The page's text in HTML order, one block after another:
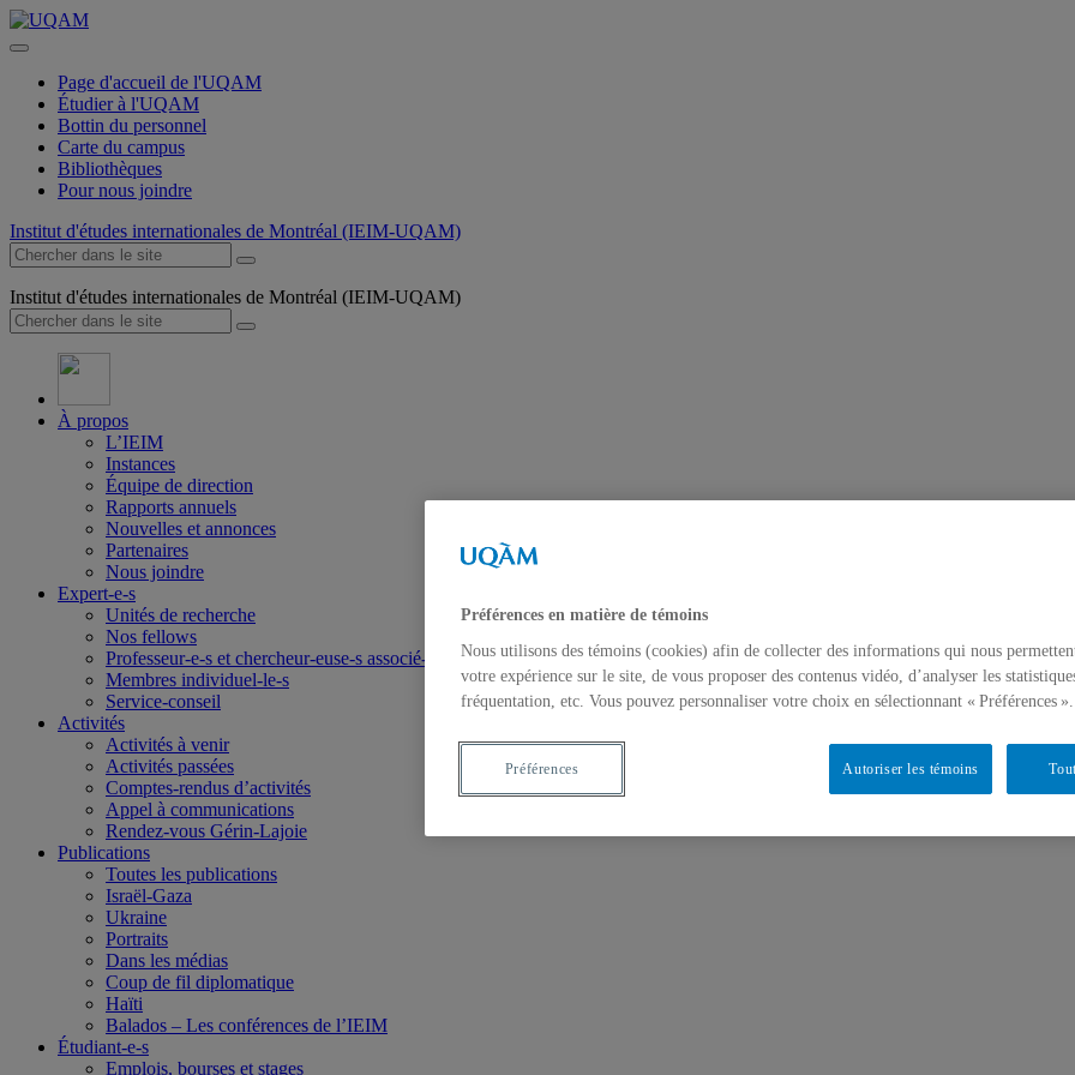
Page d'accueil de l'UQAM
Étudier à l'UQAM
Bottin du personnel
Carte du campus
Bibliothèques
Pour nous joindre
Institut d'études internationales de Montréal (IEIM-UQAM)
Institut d'études internationales de Montréal (IEIM-UQAM)
À propos
L’IEIM
Instances
Équipe de direction
Rapports annuels
Nouvelles et annonces
Partenaires
Nous joindre
Expert-e-s
Unités de recherche
Nos fellows
Professeur-e-s et chercheur-euse-s associé-e-s
Membres individuel-le-s
Service-conseil
Activités
Activités à venir
Activités passées
Comptes-rendus d’activités
Appel à communications
Rendez-vous Gérin-Lajoie
Publications
Toutes les publications
Israël-Gaza
Ukraine
Portraits
Dans les médias
Coup de fil diplomatique
Haïti
Balados – Les conférences de l’IEIM
Étudiant-e-s
Emplois, bourses et stages
Préférences en matière de témoins
Nous utilisons des témoins (cookies) afin de collecter des informations qui nous
votre expérience sur le site, de vous proposer des contenus vidéo, d’analyser les
fréquentation, etc. Vous pouvez personnaliser votre choix en sélectionnant « Préférences ».
Autoriser les témoins
Préférences